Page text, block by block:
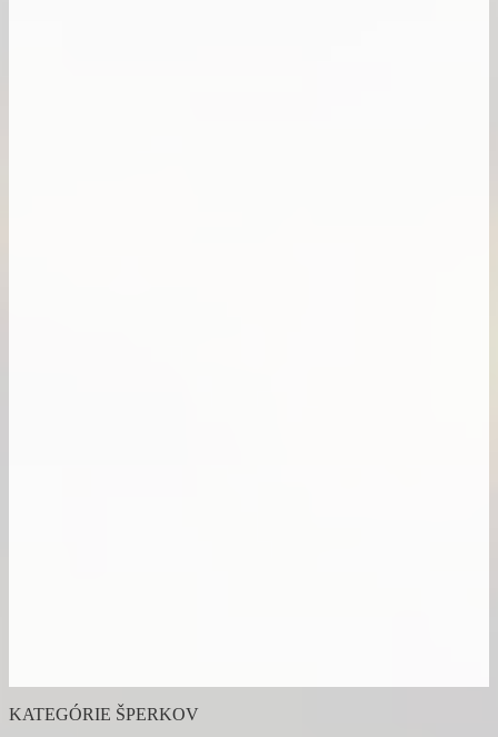
KATEGÓRIE ŠPERKOV